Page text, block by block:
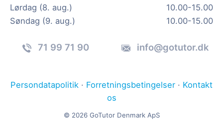
Lørdag (8. aug.)
10.00-15.00
Søndag (9. aug.)
10.00-15.00
71 99 71 90 info@gotutor.dk
Persondatapolitik · Forretningsbetingelser · Kontakt
os
© 2026 GoTutor Denmark ApS